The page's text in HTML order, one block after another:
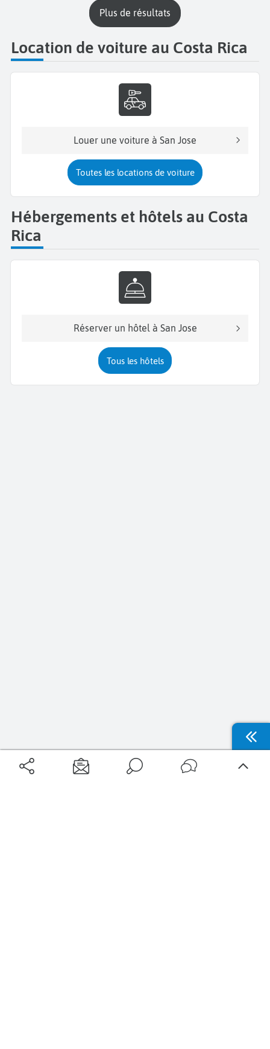
plus de résultats
Location de voiture au Costa Rica
Louer une voiture à San Jose
Toutes les locations de voiture
Hébergements et hôtels au Costa
Rica
Réserver un hôtel à San Jose
Tous les hôtels